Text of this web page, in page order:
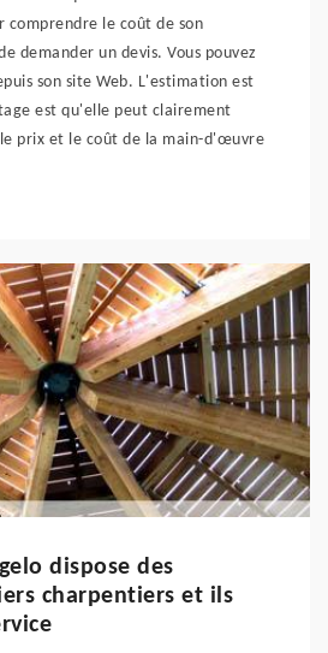
comprendre le coût de son
demander un devis. Vous pouvez
son site Web. L'estimation est
est qu'elle peut clairement
prix et le coût de la main-d'œuvre
dispose des
charpentiers et ils